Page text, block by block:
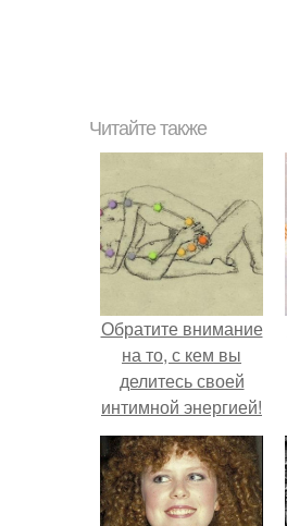
Читайте также
Обратите внимание
на то, с кем вы
делитесь своей
интимной энергией!